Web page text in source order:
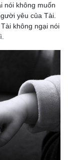
nói không muốn
yêu của Tài.
không ngại nói